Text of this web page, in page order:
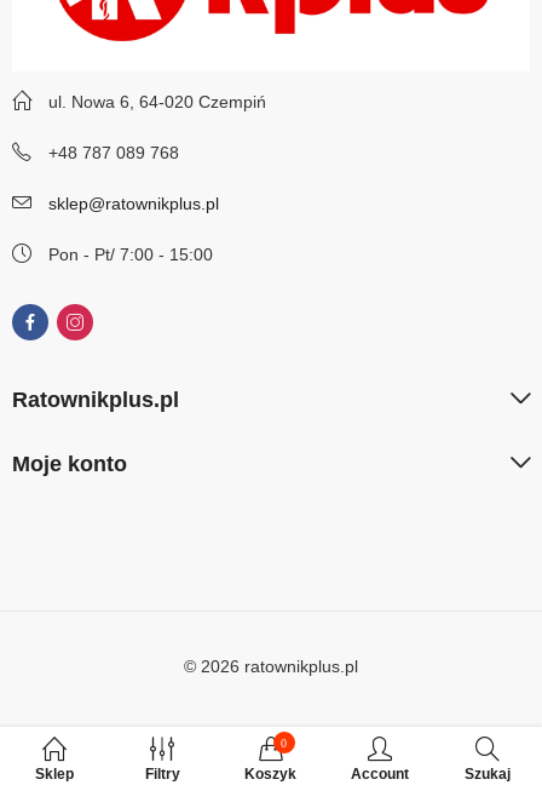
ul. Nowa 6, 64-020 Czempiń
+48 787 089 768
sklep@ratownikplus.pl
Pon - Pt/ 7:00 - 15:00
Ratownikplus.pl
Moje konto
© 2026 ratownikplus.pl
Sklep Filtry
0
Koszyk Account Szukaj